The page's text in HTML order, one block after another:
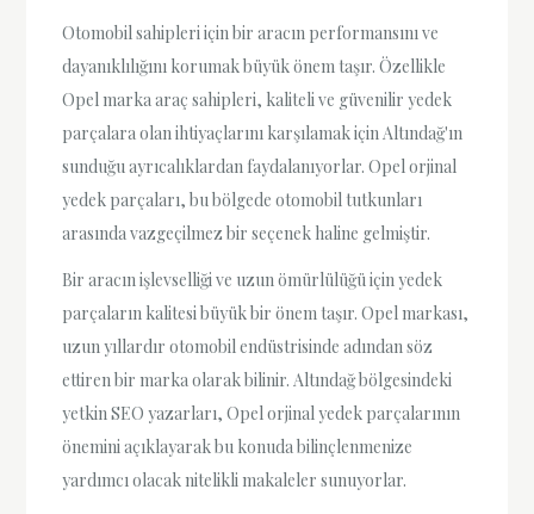
Otomobil sahipleri için bir aracın performansını ve
dayanıklılığını korumak büyük önem taşır. Özellikle
Opel marka araç sahipleri, kaliteli ve güvenilir yedek
parçalara olan ihtiyaçlarını karşılamak için Altındağ'ın
sunduğu ayrıcalıklardan faydalanıyorlar. Opel orjinal
yedek parçaları, bu bölgede otomobil tutkunları
arasında vazgeçilmez bir seçenek haline gelmiştir.
Bir aracın işlevselliği ve uzun ömürlülüğü için yedek
parçaların kalitesi büyük bir önem taşır. Opel markası,
uzun yıllardır otomobil endüstrisinde adından söz
ettiren bir marka olarak bilinir. Altındağ bölgesindeki
yetkin SEO yazarları, Opel orjinal yedek parçalarının
önemini açıklayarak bu konuda bilinçlenmenize
yardımcı olacak nitelikli makaleler sunuyorlar.